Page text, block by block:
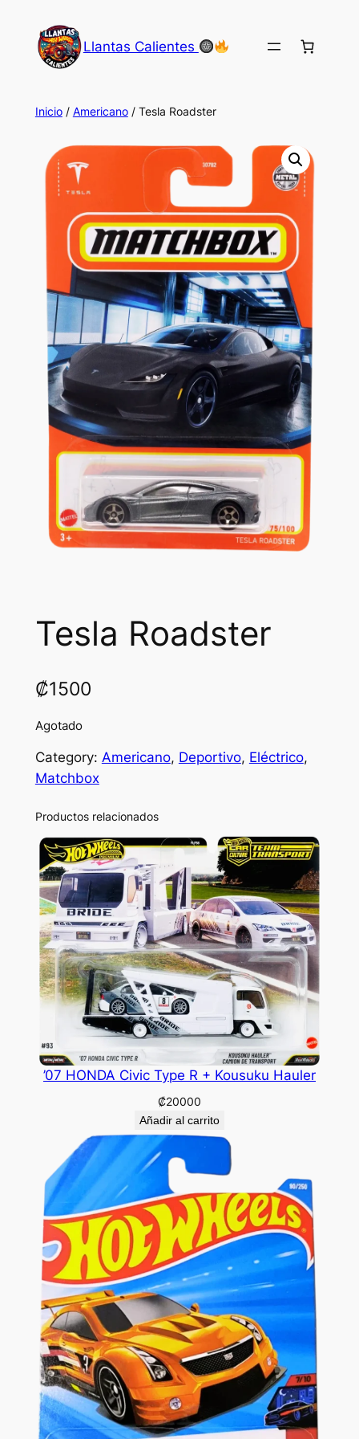
contenido
Llantas Calientes
Inicio/ Americano/ Tesla Roadster
Tesla Roadster
₡1500
Agotado
Category: Americano, Deportivo, Eléctrico
Matchbox
Productos relacionados
’07 HONDA Civic Type R + Kousuku Hauler
₡20000
Añadir al carrito